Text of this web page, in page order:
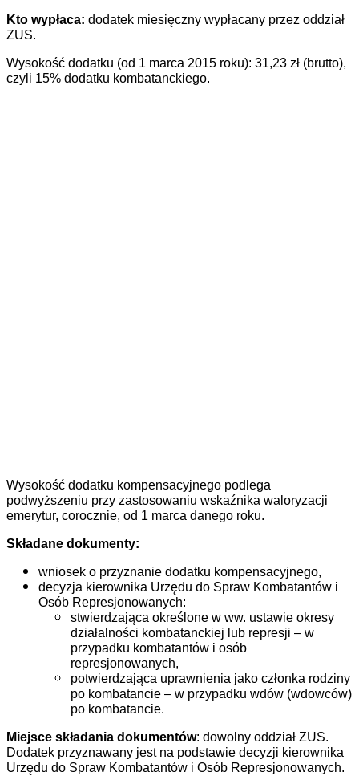
Kto wypłaca: dodatek miesięczny wypłacany przez oddział
ZUS.
Wysokość dodatku (od 1 marca 2015 roku): 31,23 zł (brutto),
czyli 15% dodatku kombatanckiego.
Wysokość dodatku kompensacyjnego podlega
podwyższeniu przy zastosowaniu wskaźnika waloryzacji
emerytur, corocznie, od 1 marca danego roku.
Składane dokumenty:
wniosek o przyznanie dodatku kompensacyjnego,
decyzja kierownika Urzędu do Spraw Kombatantów i
Osób Represjonowanych:
stwierdzająca określone w ww. ustawie okresy
działalności kombatanckiej lub represji – w
przypadku kombatantów i osób
represjonowanych,
potwierdzająca uprawnienia jako członka rodziny
po kombatancie – w przypadku wdów (wdowców)
po kombatancie.
Miejsce składania dokumentów: dowolny oddział ZUS.
Dodatek przyznawany jest na podstawie decyzji kierownika
Urzędu do Spraw Kombatantów i Osób Represjonowanych.